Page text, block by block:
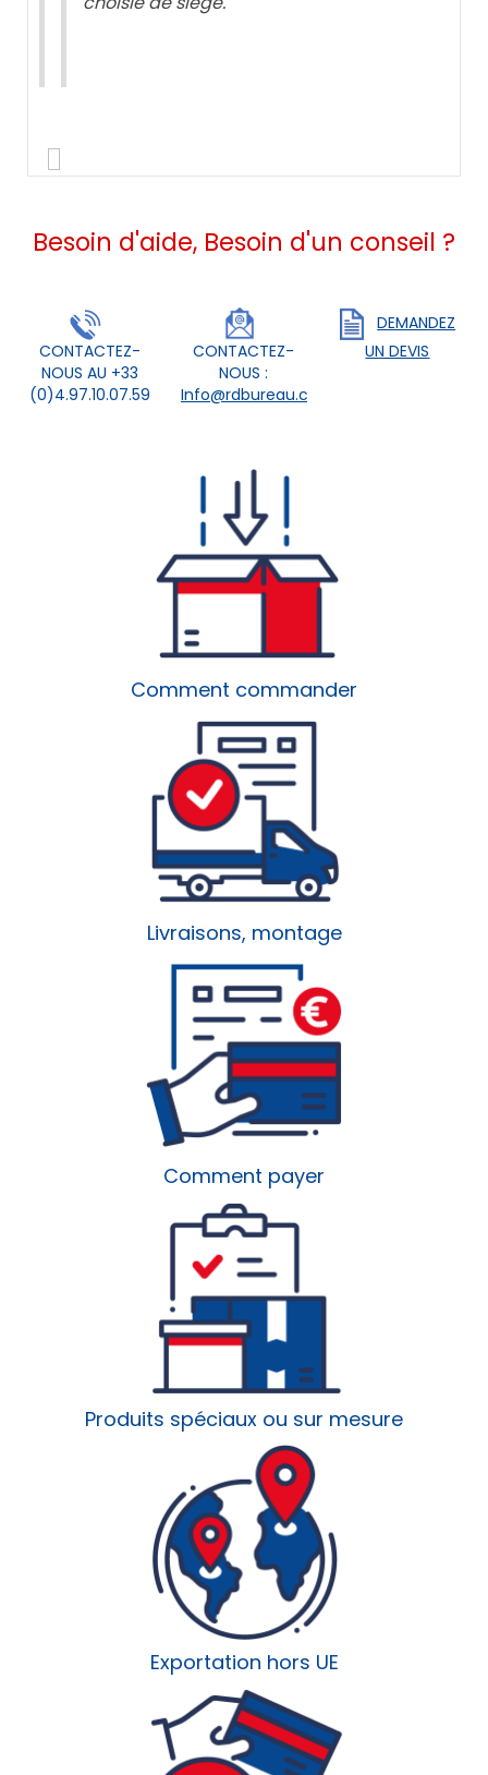
Besoin d'aide, Besoin d'un conseil ?
CONTACTEZ-
NOUS AU +33
(0)4.97.10.07.59
CONTACTEZ-
NOUS :
Info@rdbureau.com
DEMANDEZ
UN DEVIS
Comment commander
Livraisons, montage
Comment payer
Produits spéciaux ou sur mesure
Exportation hors UE